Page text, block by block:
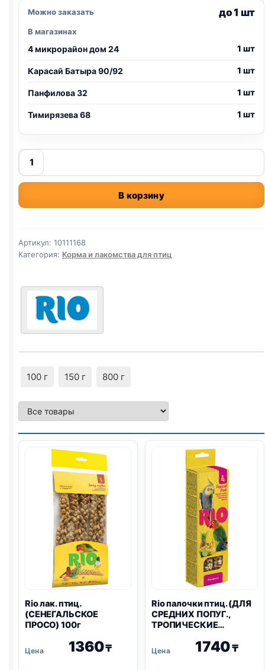
Можно заказать до 1 шт
В магазинах
4 микрорайон дом 24 1 шт
Карасай Батыра 90/92 1 шт
Панфилова 32 1 шт
Тимирязева 68 1 шт
Количество
товара
Rio
птиц.
ПОПУГ.,
ФРУКТЫ,
В корзину
Артикул: 10111168
Категория: Корма и лакомства для птиц
100 г 150 г 800 г
Rioлак. птиц.
(СЕНЕГАЛЬСКОЕ
ПРОСО) 100г
1360₸
Rioпалочки птиц. (ДЛЯ
СРЕДНИХ ПОПУГ.,
ТРОПИЧЕСКИЕ
1740₸